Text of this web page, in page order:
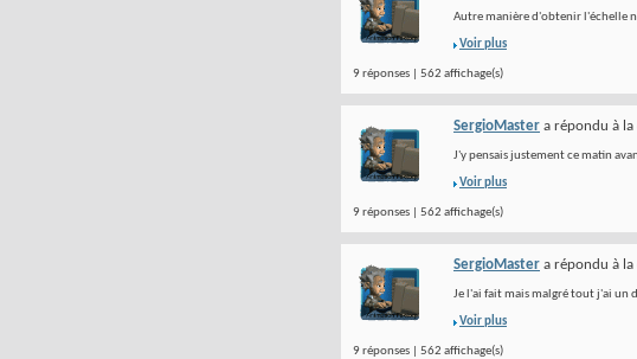
Autre manière d'obtenir l'échelle
Voir plus
9 réponses | 562 affichage(s)
SergioMaster a répondu à la
J'y pensais justement ce matin
Voir plus
9 réponses | 562 affichage(s)
SergioMaster a répondu à la
Je l'ai fait mais malgré tout j'ai un
Voir plus
9 réponses | 562 affichage(s)